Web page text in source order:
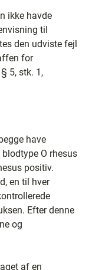
ikke havde
til
den udviste fejl
for
5, stk. 1,
have
O rhesus
positiv.
en til hver
Efter denne
og
af en